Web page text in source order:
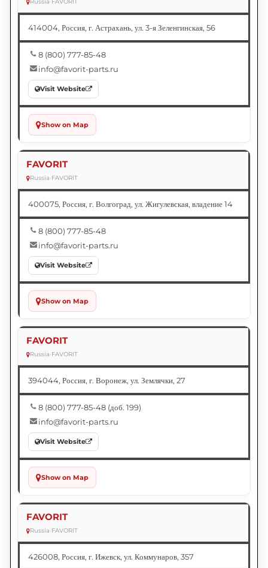
414004, Россия, г. Астрахань, ул. 3-я Зеленгинская, 56
8 (800) 777-85-48
info@favorit-parts.ru
Visit Website
Show on Map
FAVORIT
Russia•FAVORIT
400075, Россия, г. Волгоград, ул. Жигулевская, владение 14
8 (800) 777-85-48
info@favorit-parts.ru
Visit Website
Show on Map
FAVORIT
Russia•FAVORIT
394044, Россия, г. Воронеж, ул. Землячки, 27
8 (800) 777-85-48 (доб. 199)
info@favorit-parts.ru
Visit Website
Show on Map
FAVORIT
Russia•FAVORIT
426008, Россия, г. Ижевск, ул. Коммунаров, 357